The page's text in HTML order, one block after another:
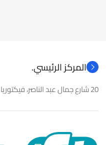
المركز الرئيسي.
20 شارع جمال عبد الناصر، فيكتوريا ،على شارع عبد الناصر.